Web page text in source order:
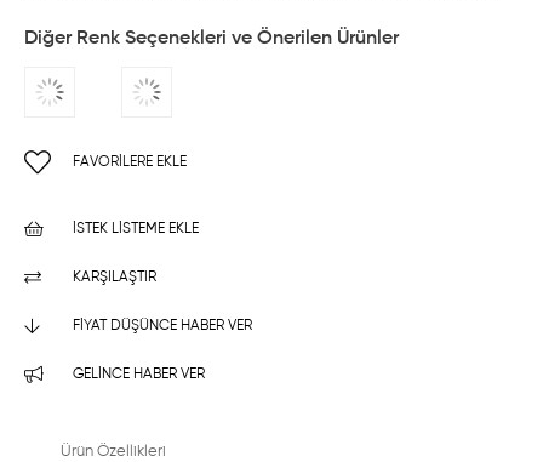
Diğer Renk Seçenekleri ve Önerilen Ürünler
FAVORILERE EKLE
İSTEK LISTEME EKLE
KARŞILAŞTIR
FIYAT DÜŞÜNCE HABER VER
GELINCE HABER VER
Ürün Özellikleri